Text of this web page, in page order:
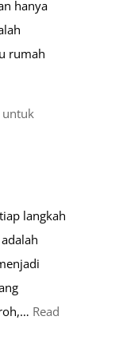
hanya
rumah
untuk
langkah
Read